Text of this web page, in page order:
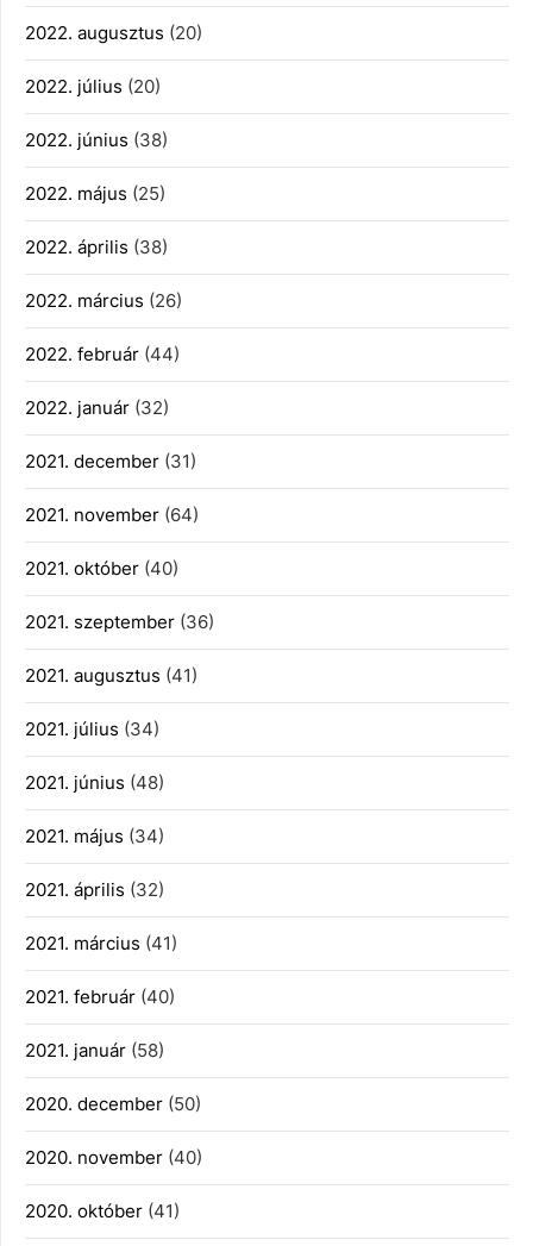
2022. augusztus (20)
2022. július (20)
2022. június (38)
2022. május (25)
2022. április (38)
2022. március (26)
2022. február (44)
2022. január (32)
2021. december (31)
2021. november (64)
2021. október (40)
2021. szeptember (36)
2021. augusztus (41)
2021. július (34)
2021. június (48)
2021. május (34)
2021. április (32)
2021. március (41)
2021. február (40)
2021. január (58)
2020. december (50)
2020. november (40)
2020. október (41)